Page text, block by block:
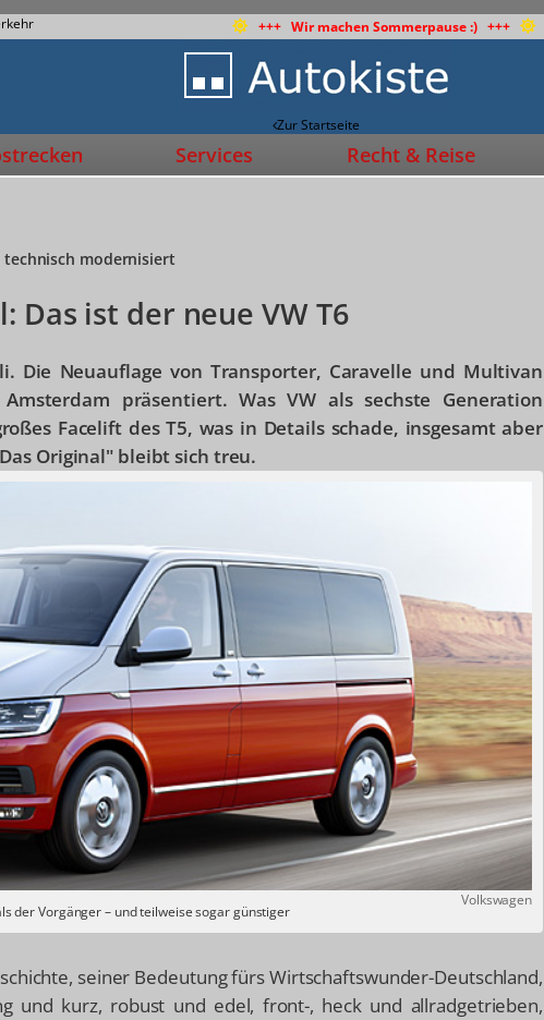
+++ Wir machen Sommerpause :) +++
Zur Startseite
Services Recht & Reise
modernisiert
Das ist der neue VW T6
Die Neuauflage von Transporter, Caravelle und Multivan
präsentiert. Was VW als sechste Generation
Facelift des T5, was in Details schade, insgesamt aber
Original" bleibt sich treu.
Volkswagen
der Vorgänger – und teilweise sogar günstiger
seiner Bedeutung fürs Wirtschaftswunder-Deutschland,
und kurz, robust und edel, front-, heck und allradgetrieben,